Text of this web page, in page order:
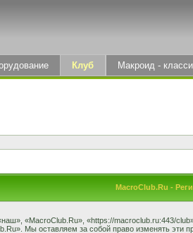
Клуб Макроид -
MacroClub.Ru -
«MacroClub.Ru», «https://macroclub.ru:443/
Мы оставляем за собой право изменять